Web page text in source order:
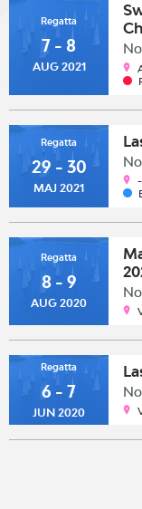
Regatta
7 - 8
AUG 2021
Regatta
29 - 30
MAJ 2021
Regatta
8 - 9
AUG 2020
Regatta
6 - 7
JUN 2020